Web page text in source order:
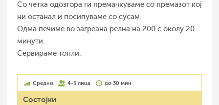
Со четка одозгора ги премачкуваме со премазот кој
ни останал и посипуваме со сусам.
Одма печиме во загреана релна на 200 с околу 20
минути.
Сервираме топли.
Средно 4-5 лица до 30 мин
Состојки